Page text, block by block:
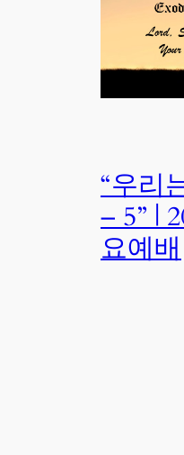
“우리
– 5” |
요예배